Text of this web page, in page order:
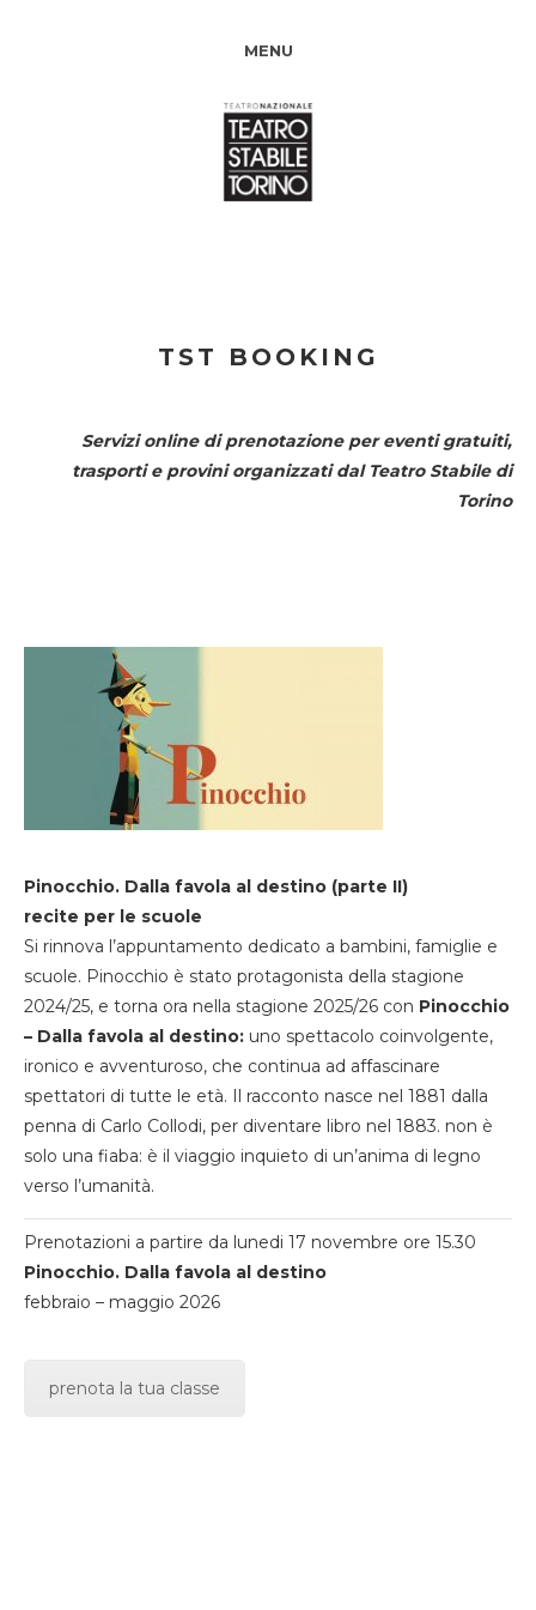
MENU
TST BOOKING
Servizi online di prenotazione per eventi gratuiti,
trasporti e provini organizzati dal Teatro Stabile di
Torino
Pinocchio. Dalla favola al destino (parte II)
recite per le scuole
Si rinnova l’appuntamento dedicato a bambini, famiglie e
scuole. Pinocchio è stato protagonista della stagione
2024/25, e torna ora nella stagione 2025/26 con Pinocchio
– Dalla favola al destino: uno spettacolo coinvolgente,
ironico e avventuroso, che continua ad affascinare
spettatori di tutte le età. Il racconto nasce nel 1881 dalla
penna di Carlo Collodi, per diventare libro nel 1883. non è
solo una fiaba: è il viaggio inquieto di un’anima di legno
verso l’umanità.
Prenotazioni a partire da lunedi 17 novembre ore 15.30
Pinocchio. Dalla favola al destino
febbraio – maggio 2026
prenota la tua classe